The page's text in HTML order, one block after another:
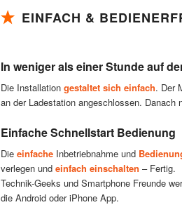
EINFACH &
In weniger als einer Stunde auf
Die Installation gestaltet sich einfach. Der
an der Ladestation angeschlossen. Danach
Einfache Schnellstart Bedienung
Die einfache Inbetriebnahme und
verlegen und einfach einschalten – Fertig.
Technik-Geeks und Smartphone Freunde
die Android oder iPhone App.